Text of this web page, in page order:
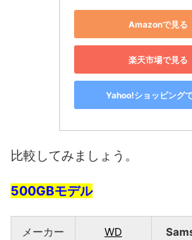
Amazonで見る
楽天市場で見る
Yahoo!ショッピング
比較してみましょう。
500GBモデル
メーカー WD